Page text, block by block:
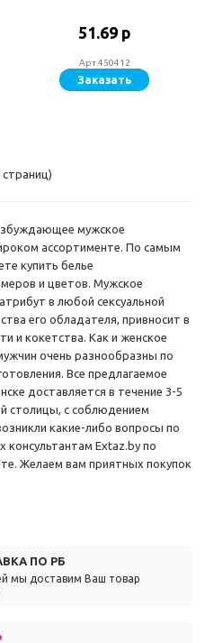
51.69 р
Арт.450412
Заказать
страниц)
мужское
ассортименте. По самым
купить белье
и цветов. Мужское
в любой сексуальной
его обладателя, привносит в
и кокетства. Как и женское
очень разнообразны по
Все предлагаемое
доставляется в течение 3-5
столицы, с соблюдением
какие-либо вопросы по
консультантам Extaz.by по
Желаем вам приятных покупок
ПО РБ
мы доставим Ваш товар